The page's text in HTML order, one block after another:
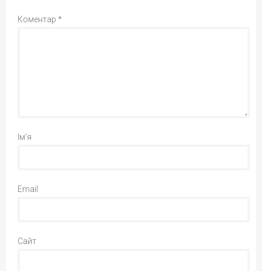
Коментар *
Ім'я
Email
Сайт